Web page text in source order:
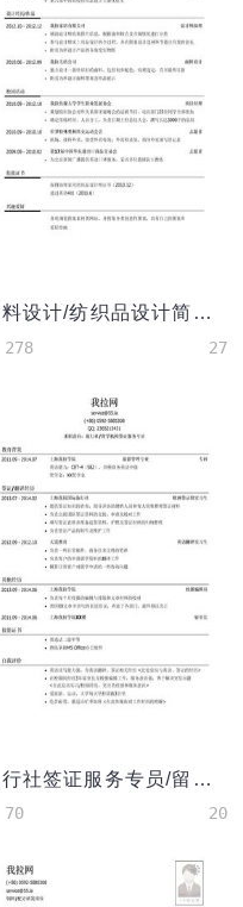
面料设计/纺织品设计简历模板（有校园活动）
278 27
旅行社签证服务专员/留学机构签证服务专员简历模板（应届生初级岗位）
70 20